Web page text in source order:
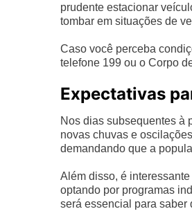
prudente estacionar
tombar em situações de
Caso você perceba
telefone 199 ou o Corpo
Expectativas
Nos dias subsequentes à
novas chuvas e
demandando que a
Além disso, é
optando por programas
será essencial para saber